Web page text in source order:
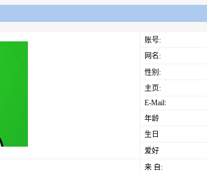
账号:
网名:
性别:
主页:
E-Mail:
年龄
生日
爱好
来 自: